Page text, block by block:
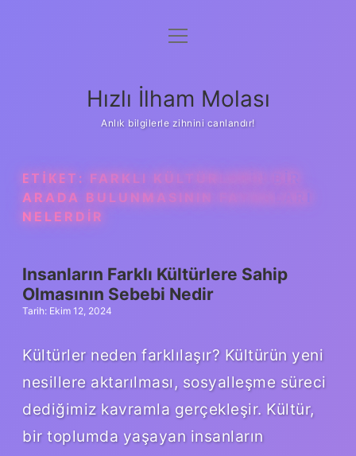
Anasayfa
Yasal Uyarı
menüyü
Hızlı İlham Molası
Anlık bilgilerle zihnini canlandır!
ETIKET: FARKLI KÜLTÜRLERIN BIR
ARADA BULUNMASININ FAYDALARI
NELERDIR
Insanların Farklı Kültürlere Sahip
Olmasının Sebebi Nedir
Tarih: Ekim 12, 2024
Kültürler neden farklılaşır? Kültürün yeni
nesillere aktarılması, sosyalleşme süreci
dediğimiz kavramla gerçekleşir. Kültür,
bir toplumda yaşayan insanların